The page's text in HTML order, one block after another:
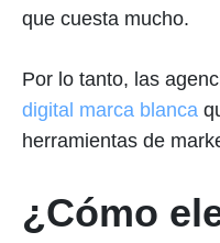
que cuesta mucho.
Por lo tanto, las
digital marca blanca
herramientas de
¿Cómo